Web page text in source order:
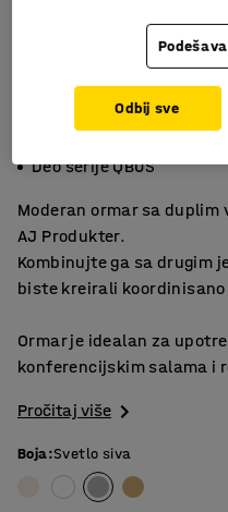
Svestrana sa
Deo serije QBUS
Moderan ormar sa
AJ Produkter.
Kombinujte ga sa drugim
biste kreirali
Ormar je idealan za
konferencijskim salama i
Pročitaj više
Boja:Svetlo siva
Odbij sve